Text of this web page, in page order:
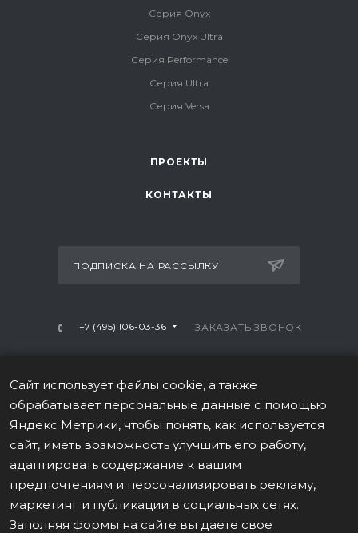
Серия Onyx
Серия Onyx Ultra
Серия Performance
Серия Ultra
Серия Versa
ПРОЕКТЫ
КОНТАКТЫ
ПОДПИСКА НА РАССЫЛКУ
+7 (495) 106-03-36 ЗАКАЗАТЬ ЗВОНОК
г. Москва, Варшавское ш., 28А, 1 этаж
ПОЛИТИКА В ОТНОШЕНИИ ОБРАБОТКИ ПЕРСОНАЛЬНЫХ
ДАННЫХ
Сайт использует файлы cookie, а также
обрабатывает персональные данные с помощью
Яндекс Метрики, чтобы понять, как используется
сайт, иметь возможность улучшить его работу,
адаптировать содержание к вашим
предпочтениям и персонализировать рекламу,
маркетинг и публикации в социальных сетях.
Заполняя формы на сайте вы даете свое